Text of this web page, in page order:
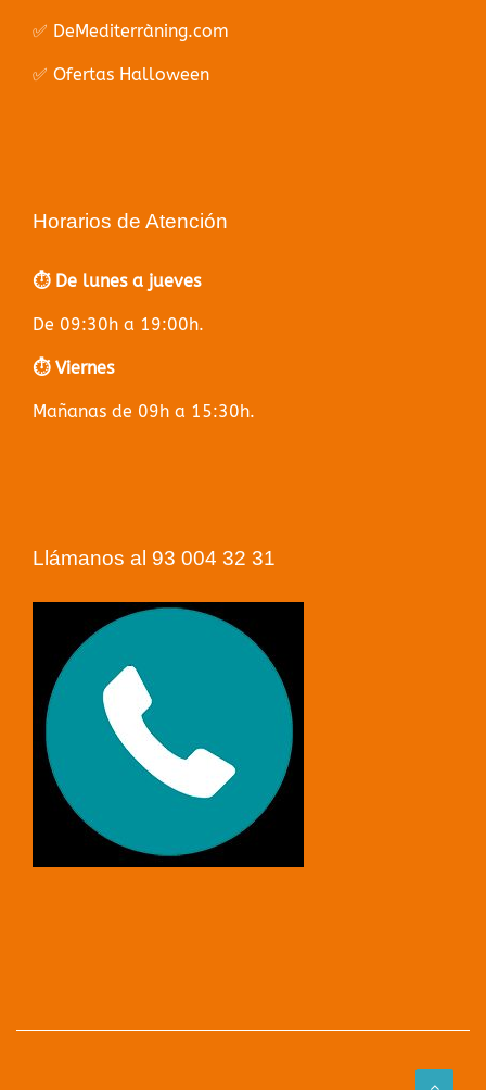
✅ DeMediterràning.com
✅ Ofertas Halloween
Horarios de Atención
⏱️ De lunes a jueves
De 09:30h a 19:00h.
⏱️ Viernes
Mañanas de 09h a 15:30h.
Llámanos al 93 004 32 31